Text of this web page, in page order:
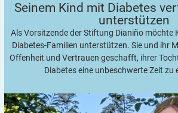
Seinem Kind mit Diabetes
unterstützen
Als Vorsitzende der Stiftung Dianiño möchte
Diabetes-Familien unterstützen. Sie und ihr
Offenheit und Vertrauen geschafft, ihrer
Diabetes eine unbeschwerte Zeit zu